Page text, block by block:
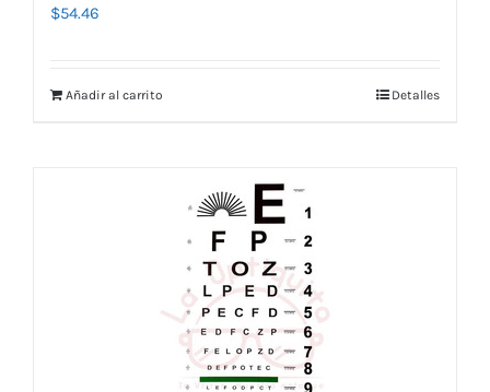
$54.46
Añadir al carrito Detalles